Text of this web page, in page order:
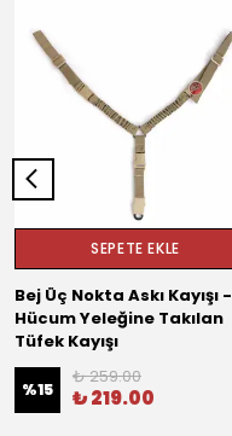
SEPETE EKLE
Bej Üç Nokta Askı Kayışı -
Hücum Yeleğine Takılan
Tüfek Kayışı
%15
₺ 259.00
₺ 219.00